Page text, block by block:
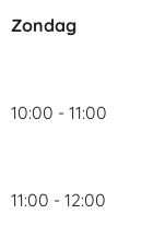
Zondag
10:00 - 11:00
11:00 - 12:00